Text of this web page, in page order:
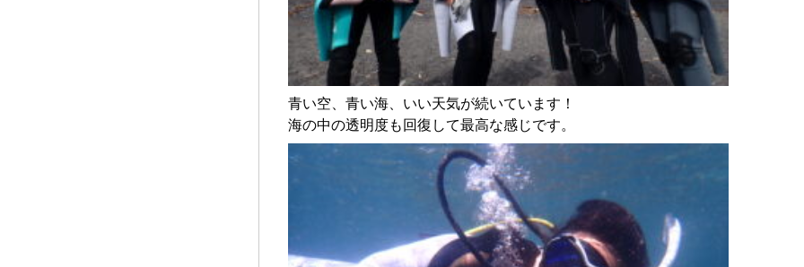
青い空、青い海、いい天気が続いています！
海の中の透明度も回復して最高な感じです。